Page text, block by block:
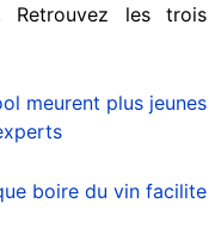
Retrouvez les trois
meurent plus jeunes
boire du vin facilite